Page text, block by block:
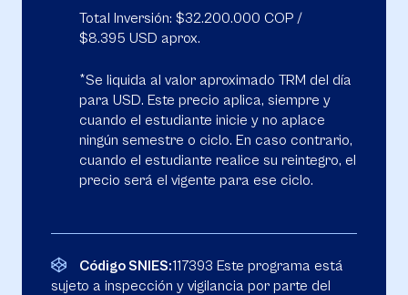
Total Inversión: $32.200.000 COP /
$8.395 USD aprox.
*Se liquida al valor aproximado TRM del día
para USD. Este precio aplica, siempre y
cuando el estudiante inicie y no aplace
ningún semestre o ciclo. En caso contrario,
cuando el estudiante realice su reintegro, el
precio será el vigente para ese ciclo.
Código SNIES:117393 Este programa está
sujeto a inspección y vigilancia por parte del